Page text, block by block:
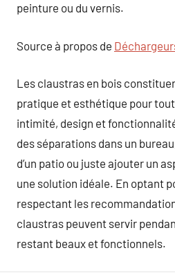
peinture ou du vernis.
Source à propos de
Les claustras en bois
pratique et esthétique pour
intimité, design et
des séparations dans un
d’un patio ou juste ajouter un
une solution idéale. En optant
respectant les
claustras peuvent servir
restant beaux et fonctionnels.